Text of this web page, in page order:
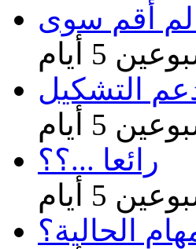
لم أقم سوى
5 أيام
التشكيل
5 أيام
رائعا ...؟؟
5 أيام
الحالية؟